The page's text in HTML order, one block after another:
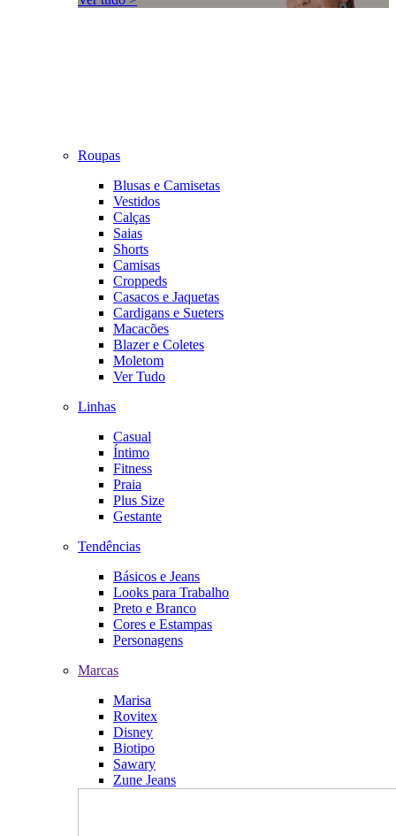
Roupas
Blusas e Camisetas
Vestidos
Calças
Saias
Shorts
Camisas
Croppeds
Casacos e Jaquetas
Cardigans e Sueters
Macacões
Blazer e Coletes
Moletom
Ver Tudo
Linhas
Casual
Íntimo
Fitness
Praia
Plus Size
Gestante
Tendências
Básicos e Jeans
Looks para Trabalho
Preto e Branco
Cores e Estampas
Personagens
Marcas
Marisa
Rovitex
Disney
Biotipo
Sawary
Zune Jeans